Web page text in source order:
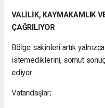
VALİLİK, KAYMAKAMLIK
ÇAĞRILIYOR
Bölge sakinleri artık
istemediklerini, somut
ediyor.
Vatandaşlar;